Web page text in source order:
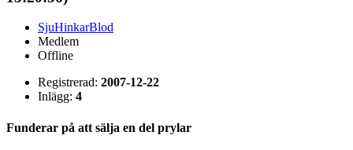
SjuHinkarBlod
Medlem
Offline
Registrerad: 2007-12-22
Inlägg: 4
Funderar på att sälja en del prylar